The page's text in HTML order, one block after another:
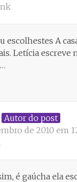
escolhestes A
Letícia
Autor do post
de 2010 em
é gaúcha ela